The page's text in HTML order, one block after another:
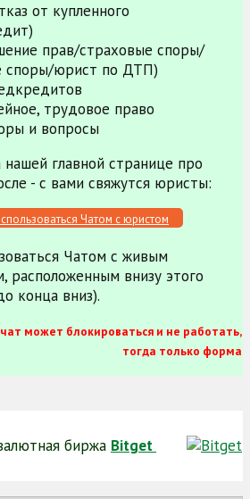
от купленного
прав/страховые споры/
споры/юрист по ДТП)
трудовое право
и вопросы
главной странице про
- с вами свяжутся юристы:
Чатом с юристом
Чатом с живым
расположенным внизу этого
конца вниз).
может блокироваться и не работать,
тогда только форма
биржа Bitget